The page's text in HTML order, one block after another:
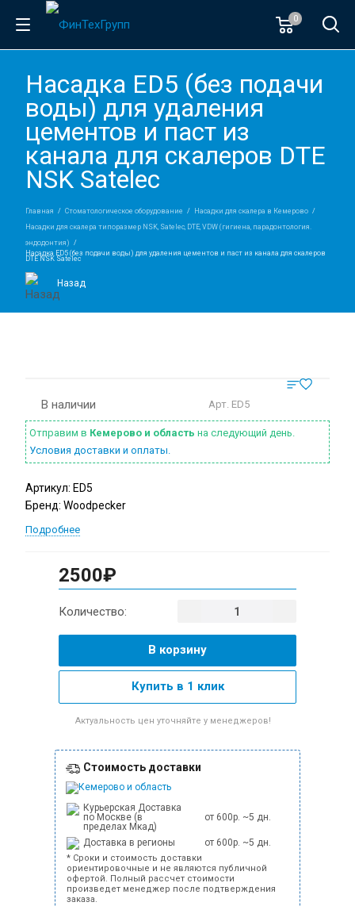
0
Насадка ЕD5 (без подачи
воды) для удаления
цементов и паст из
канала для скалеров DTE
NSK Satelec
Главная Стоматологическое оборудование
Насадки для скалера в Кемерово
Насадки для скалера типоразмер NSK, Satelec, DTE, VDW (гигиена, парадонтология.
эндодонтия)
Насадка ЕD5 (без подачи воды) для удаления цементов и паст из канала для скалеров
DTE NSK Satelec
Назад
В наличии Арт. ЕD5
Отправим в Кемерово и область на следующий день.
Условия доставки и оплаты.
Артикул: ED5
Бренд: Woodpecker
Подробнее
2500₽
Количество:
В корзину
Купить в 1 клик
Актуальность цен уточняйте у менеджеров!
Стоимость доставки
Кемерово и область
Курьерская Доставка
по Москве (в
пределах Мкад)
от 600р. ~5 дн.
Доставка в регионы от 600р. ~5 дн.
* Сроки и стоимость доставки
ориентировочные и не являются публичной
офертой. Полный рассчет стоимости
произведет менеджер после подтверждения
заказа.